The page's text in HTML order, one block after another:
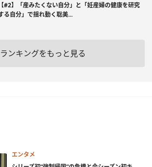
【#2】「産みたくない自分」と「妊産婦の健康を研究
る自分」で揺れ動く聡美...
ランキングをもっと見る
エンタメ